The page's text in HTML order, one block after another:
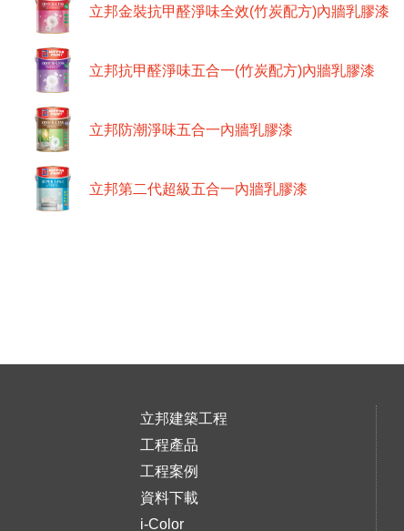
立邦金裝抗甲醛淨味全效(竹炭配方)內牆乳膠漆
立邦抗甲醛淨味五合一(竹炭配方)內牆乳膠漆
立邦防潮淨味五合一內牆乳膠漆
立邦第二代超級五合一內牆乳膠漆
立邦建築工程
工程產品
工程案例
資料下載
i-Color